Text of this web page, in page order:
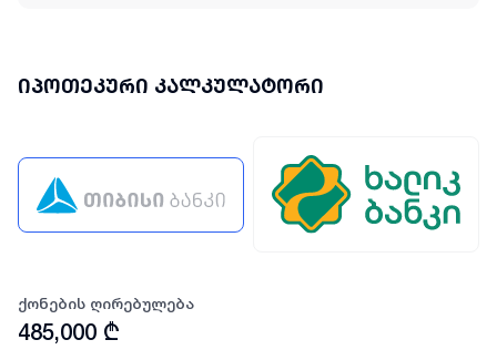
იპოთეკური კალკულატორი
ქონების ღირებულება
485,000 ₾